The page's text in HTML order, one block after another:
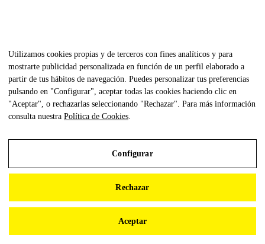
Utilizamos cookies propias y de terceros con fines analíticos y para
mostrarte publicidad personalizada en función de un perfil elaborado a
partir de tus hábitos de navegación. Puedes personalizar tus preferencias
pulsando en "Configurar", aceptar todas las cookies haciendo clic en
"Aceptar", o rechazarlas seleccionando "Rechazar". Para más información
consulta nuestra Política de Cookies.
Configurar
Rechazar
Aceptar
Aviso Legal
Política de Privacidad
Política de Cookies